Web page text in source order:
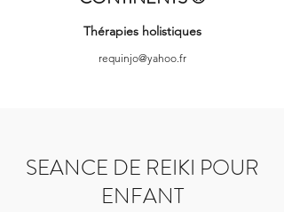
Thérapies holistiques
requinjo@yahoo.fr
SEANCE DE REIKI POUR
ENFANT